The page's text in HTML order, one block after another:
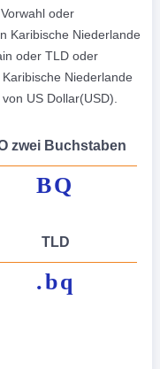
oder
Karibische Niederlande
oder TLD oder
Niederlande
US Dollar(USD).
zwei Buchstaben
BQ
TLD
.bq